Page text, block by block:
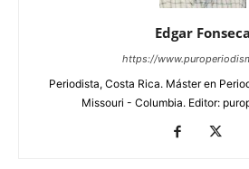
Edgar Fonseca
https://
Periodista, Costa Rica. Máster en
Missouri - Columbia. Editor: